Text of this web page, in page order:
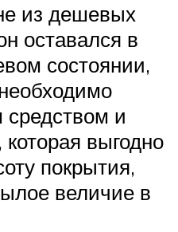
из дешевых
оставался в
состоянии,
средством и
выгодно
покрытия,
величие в